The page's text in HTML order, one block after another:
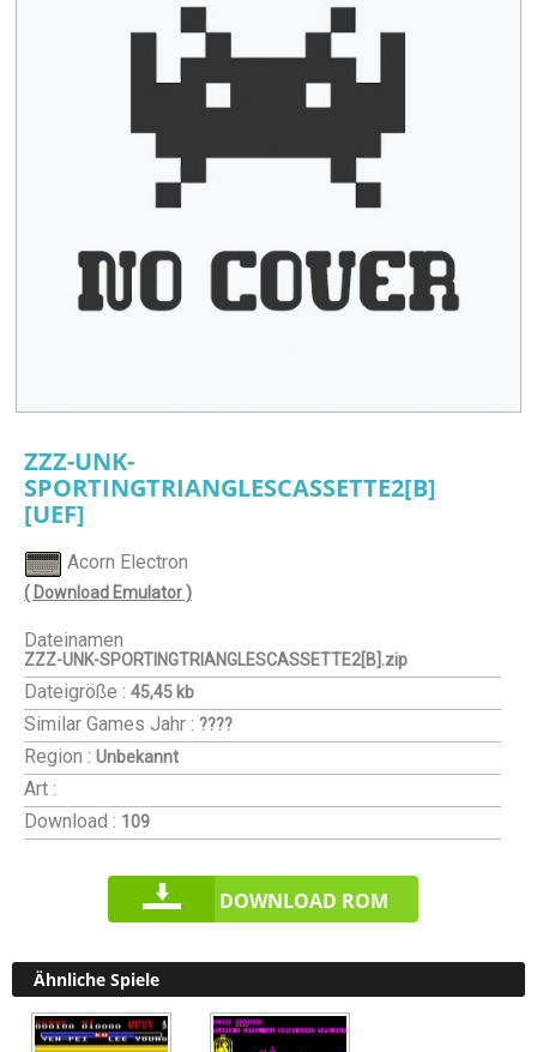
ZZZ-UNK-
SPORTINGTRIANGLESCASSETTE2[B]
[UEF]
Acorn Electron
( Download Emulator )
Dateinamen
ZZZ-UNK-SPORTINGTRIANGLESCASSETTE2[B].zip
Dateigröße : 45,45 kb
Similar Games Jahr : ????
Region : Unbekannt
Art :
Download : 109
DOWNLOAD ROM
Ähnliche Spiele